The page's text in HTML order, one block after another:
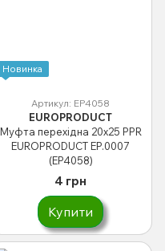
Новинка
Артикул: EP4058
EUROPRODUCT
Муфта перехідна 20x25 PPR
EUROPRODUCT EP.0007
(EP4058)
4 грн
Купити